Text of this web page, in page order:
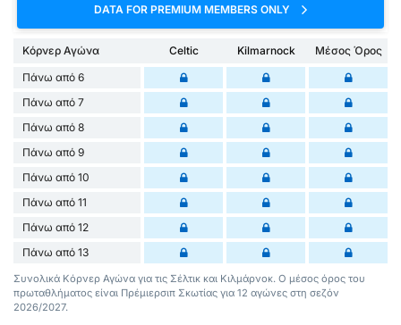
DATA FOR PREMIUM MEMBERS ONLY
Κόρνερ Αγώνα Celtic Kilmarnock
Μέσος Όρος
Πάνω από 6
Πάνω από 7
Πάνω από 8
Πάνω από 9
Πάνω από 10
Πάνω από 11
Πάνω από 12
Πάνω από 13
Συνολικά Κόρνερ Αγώνα για τις Σέλτικ και Κιλμάρνοκ. Ο μέσος όρος του
πρωταθλήματος είναι Πρέμιερσιπ Σκωτίας για 12 αγώνες στη σεζόν
2026/2027.